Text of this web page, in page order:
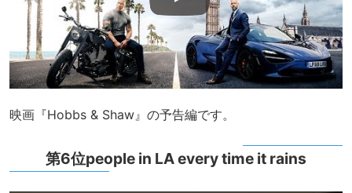
映画『Hobbs & Shaw』の予告編です。
第6位people in LA every time it rains